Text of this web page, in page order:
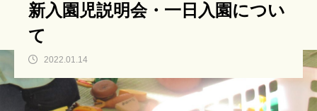
新入園児説明会・一日入園につい
て
2022.01.14